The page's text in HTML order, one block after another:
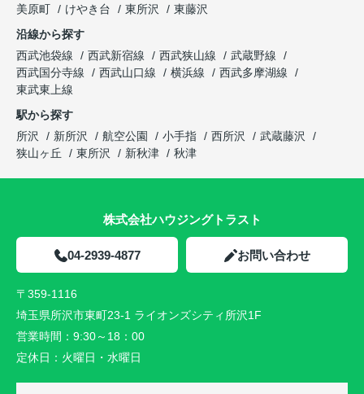
美原町
けやき台 東所沢
東藤沢
沿線から探す
西武池袋線
西武新宿線 西武狭山線
武蔵野線
西武国分寺線
西武山口線 横浜線
西武多摩湖線
東武東上線
駅から探す
所沢
新所沢 航空公園 小手指 西所沢
武蔵藤沢
狭山ヶ丘
東所沢 新秋津 秋津
株式会社ハウジングトラスト
04-2939-4877 お問い合わせ
〒359-1116
埼玉県所沢市東町23-1 ライオンズシティ所沢1F
営業時間： 9:30～18：00
定休日： 火曜日・水曜日